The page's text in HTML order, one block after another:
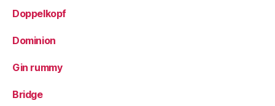
Doppelkopf
Dominion
Gin rummy
Bridge